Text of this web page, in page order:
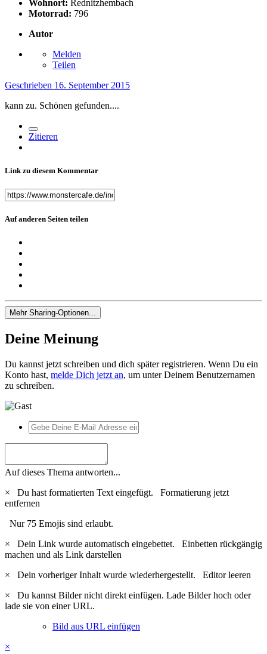
Wohnort: Rednitzhembach
Motorrad: 796
Autor
Melden
Teilen
Geschrieben 16. September 2015
kann zu. Schönen gefunden....
Zitieren
Link zu diesem Kommentar
Auf anderen Seiten teilen
Mehr Sharing-Optionen...
Deine Meinung
Du kannst jetzt schreiben und dich später registrieren. Wenn Du ein
Konto hast, melde Dich jetzt an, um unter Deinem Benutzernamen
zu schreiben.
Auf dieses Thema antworten...
×
Du hast formatierten Text eingefügt. Formatierung jetzt
entfernen
Nur 75 Emojis sind erlaubt.
×
Dein Link wurde automatisch eingebettet. Einbetten rückgängig
machen und als Link darstellen
×
Dein vorheriger Inhalt wurde wiederhergestellt. Editor leeren
×
Du kannst Bilder nicht direkt einfügen. Lade Bilder hoch oder
lade sie von einer URL.
Bild aus URL einfügen
×